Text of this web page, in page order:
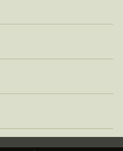
閉